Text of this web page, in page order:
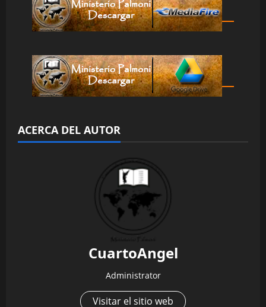
ACERCA DEL AUTOR
CuartoAngel
Administrator
Visitar el sitio web